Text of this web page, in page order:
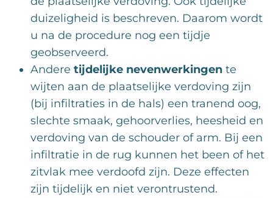
duizeligheid is beschreven. Daarom wordt
u na de procedure nog een tijdje
geobserveerd.
Andere tijdelijke nevenwerkingen te
wijten aan de plaatselijke verdoving zijn
(bij infiltraties in de hals) een tranend oog,
slechte smaak, gehoorverlies, heesheid en
verdoving van de schouder of arm. Bij een
infiltratie in de rug kunnen het been of het
zitvlak mee verdoofd zijn. Deze effecten
zijn tijdelijk en niet verontrustend.